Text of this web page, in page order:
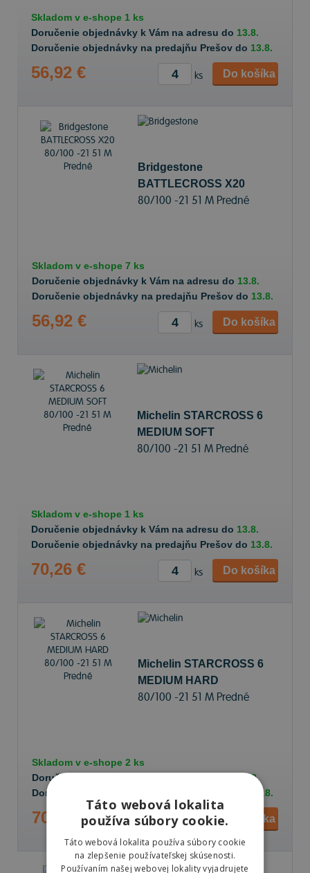
Skladom v e-shope 1 ks
Doručenie objednávky k Vám na adresu do 13.8.
Doručenie objednávky na predajňu Prešov do 13.8.
56,92 € ks Do košíka
Bridgestone
BATTLECROSS X20
80/100 -21 51 M Predné
Skladom v e-shope 7 ks
Doručenie objednávky k Vám na adresu do 13.8.
Doručenie objednávky na predajňu Prešov do 13.8.
56,92 € ks Do košíka
Michelin STARCROSS 6
MEDIUM SOFT
80/100 -21 51 M Predné
Skladom v e-shope 1 ks
Doručenie objednávky k Vám na adresu do 13.8.
Doručenie objednávky na predajňu Prešov do 13.8.
70,26 € ks Do košíka
Michelin STARCROSS 6
MEDIUM HARD
80/100 -21 51 M Predné
Skladom v e-shope 2 ks
Doručenie objednávky k Vám na adresu do
13.8.
Doručenie objednávky na predajňu Prešov do
13.8.
70,26 € ks Do košíka
Táto webová lokalita
používa súbory cookie.
Táto webová lokalita používa súbory cookie
na zlepšenie používateľskej skúsenosti.
Používaním našej webovej lokality vyjadrujete